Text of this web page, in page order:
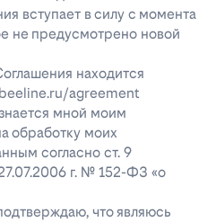
вступает в силу с момента
не предусмотрено новой
находится
agreement
мной моим
обработку моих
согласно ст. 9
г. № 152-ФЗ «о
что являюсь